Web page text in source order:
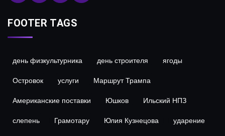
FOOTER TAGS
день физкультурника день строителя ягоды
Островок услуги Маршрут Трампа
Американские поставки Юшков Ильский НПЗ
слепень Грамотару Юлия Кузнецова ударение